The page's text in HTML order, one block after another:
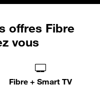
offres Fibre
vous
Fibre + Smart TV